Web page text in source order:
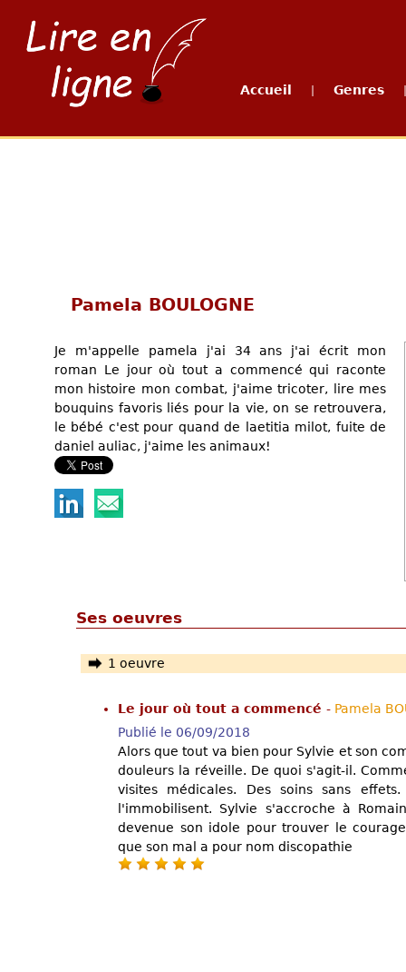
Accueil Genres
Pamela BOULOGNE
Je m'appelle pamela j'ai 34 ans j'ai écrit mon
roman Le jour où tout a commencé qui raconte
mon histoire mon combat, j'aime tricoter, lire mes
bouquins favoris liés pour la vie, on se retrouvera,
le bébé c'est pour quand de laetitia milot, fuite de
daniel auliac, j'aime les animaux!
Ses oeuvres
1 oeuvre
Le jour où tout a commencé - Pamela
Publié le 06/09/2018
Alors que tout va bien pour Sylvie et son
douleurs la réveille. De quoi s'agit-il.
visites médicales. Des soins sans
l'immobilisent. Sylvie s'accroche à
devenue son idole pour trouver le
que son mal a pour nom discopathie